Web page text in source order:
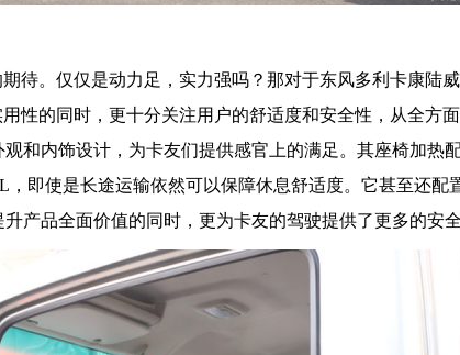
待。仅仅是动力足，实力强吗？那对于东风多利卡康陆
性的同时，更十分关注用户的舒适度和安全性，从全方
和内饰设计，为卡友们提供感官上的满足。其座椅加热
即使是长途运输依然可以保障休息舒适度。它甚至还配
产品全面价值的同时，更为卡友的驾驶提供了更多的安全